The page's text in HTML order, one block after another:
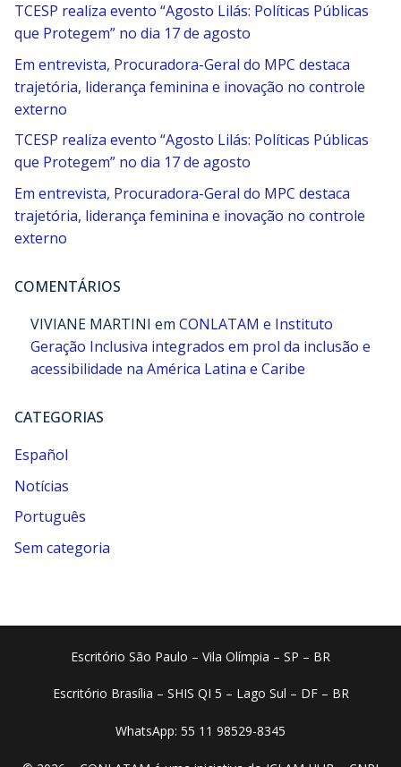
TCESP realiza evento “Agosto Lilás: Políticas Públicas
que Protegem” no dia 17 de agosto
Em entrevista, Procuradora-Geral do MPC destaca
trajetória, liderança feminina e inovação no controle
externo
TCESP realiza evento “Agosto Lilás: Políticas Públicas
que Protegem” no dia 17 de agosto
Em entrevista, Procuradora-Geral do MPC destaca
trajetória, liderança feminina e inovação no controle
externo
COMENTÁRIOS
VIVIANE MARTINI em CONLATAM e Instituto
Geração Inclusiva integrados em prol da inclusão e
acessibilidade na América Latina e Caribe
CATEGORIAS
Español
Notícias
Português
Sem categoria
Escritório São Paulo – Vila Olímpia – SP – BR
Escritório Brasília – SHIS QI 5 – Lago Sul – DF – BR
WhatsApp: 55 11 98529-8345